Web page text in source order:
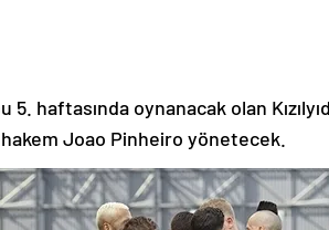
5. haftasında oynanacak olan
Joao Pinheiro yönetecek.